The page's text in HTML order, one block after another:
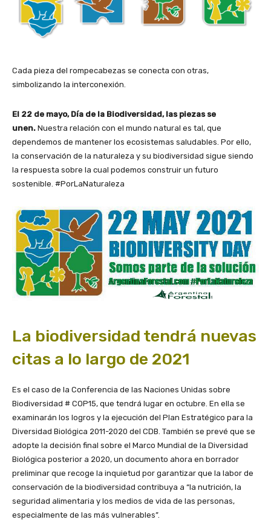
Cada pieza del rompecabezas se conecta con otras,
simbolizando la interconexión.
El 22 de mayo, Día de la Biodiversidad, las piezas se
unen. Nuestra relación con el mundo natural es tal, que
dependemos de mantener los ecosistemas saludables. Por ello,
la conservación de la naturaleza y su biodiversidad sigue siendo
la respuesta sobre la cual podemos construir un futuro
sostenible. #PorLaNaturaleza
La biodiversidad tendrá nuevas
citas a lo largo de 2021
Es el caso de la Conferencia de las Naciones Unidas sobre
Biodiversidad # COP15, que tendrá lugar en octubre. En ella se
examinarán los logros y la ejecución del Plan Estratégico para la
Diversidad Biológica 2011-2020 del CDB. También se prevé que se
adopte la decisión final sobre el Marco Mundial de la Diversidad
Biológica posterior a 2020, un documento ahora en borrador
preliminar que recoge la inquietud por garantizar que la labor de
conservación de la biodiversidad contribuya a “la nutrición, la
seguridad alimentaria y los medios de vida de las personas,
especialmente de las más vulnerables”.